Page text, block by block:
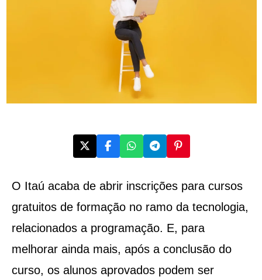
O Itaú acaba de abrir inscrições para cursos
gratuitos de formação no ramo da tecnologia,
relacionados a programação. E, para
melhorar ainda mais, após a conclusão do
curso, os alunos aprovados podem ser